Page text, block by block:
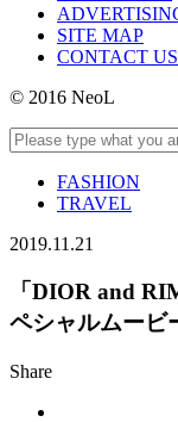
SITE MAP
CONTACT US
© 2016 NeoL
FASHION
TRAVEL
2019.11.21
「DIOR and
ペシャルムービ
Share